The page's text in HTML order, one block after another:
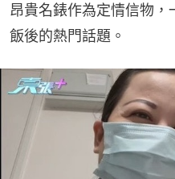
昂貴名錶作為定情信物
飯後的熱門話題。